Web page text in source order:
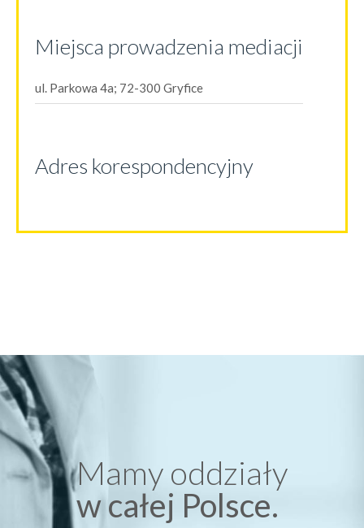
Miejsca prowadzenia mediacji
ul. Parkowa 4a; 72-300 Gryfice
Adres korespondencyjny
Mamy oddziały
w całej Polsce.